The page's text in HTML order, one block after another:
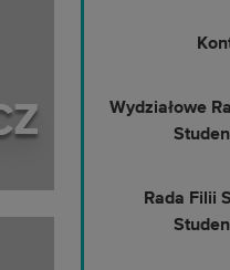
Wydziałowe
Rada Filii